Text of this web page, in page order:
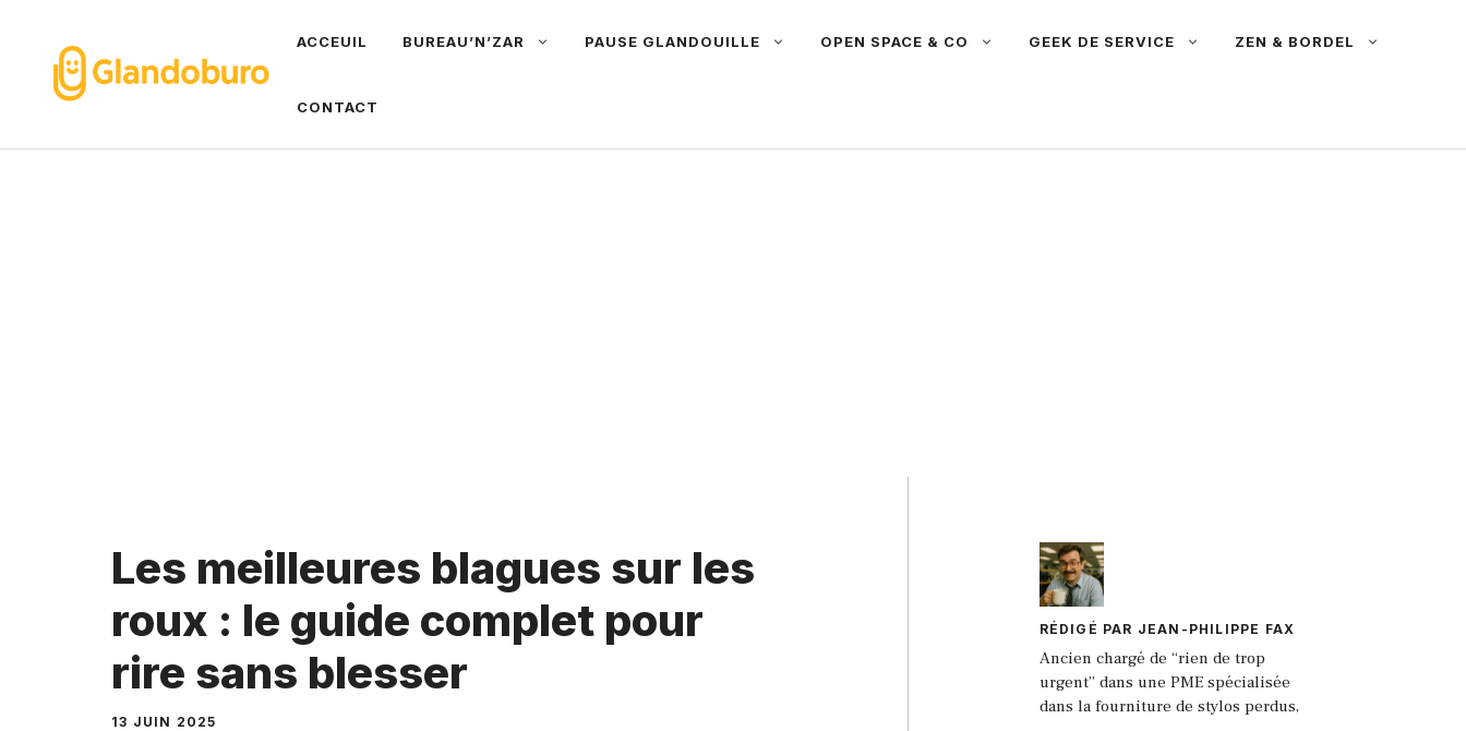
contenu
ACCEUIL BUREAU’N’ZAR PAUSE GLANDOUILLE OPEN SPACE & CO GEEK DE SERVICE ZEN & BORDEL
CONTACT
Les meilleures blagues sur les
roux : le guide complet pour
rire sans blesser
13 JUIN 2025
RÉDIGÉ PAR JEAN-PHILIPPE FAX
Ancien chargé de “rien de trop
urgent” dans une PME spécialisée
dans la fourniture de stylos perdus,